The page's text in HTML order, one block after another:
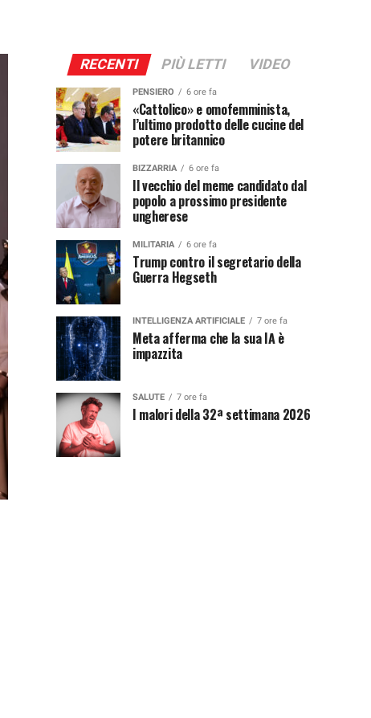
RECENTI PIÙ LETTI VIDEO
PENSIERO 6 ore fa
«Cattolico» e omofemminista,
l’ultimo prodotto delle cucine del
potere britannico
BIZZARRIA 6 ore fa
Il vecchio del meme candidato dal
popolo a prossimo presidente
ungherese
MILITARIA 6 ore fa
Trump contro il segretario della
Guerra Hegseth
INTELLIGENZA ARTIFICIALE 7 ore fa
Meta afferma che la sua IA è
impazzita
SALUTE 7 ore fa
I malori della 32ª settimana 2026